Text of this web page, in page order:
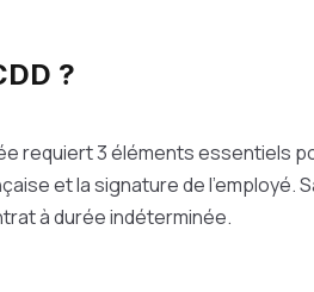
?
requiert 3 éléments essentiels
et la signature de l'employé.
à durée indéterminée.